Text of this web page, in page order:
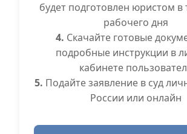
будет подготовлен юристом в
рабочего дня
4. Скачайте готовые
подробные инструкции в
кабинете
5. Подайте заявление в суд
России или онлайн